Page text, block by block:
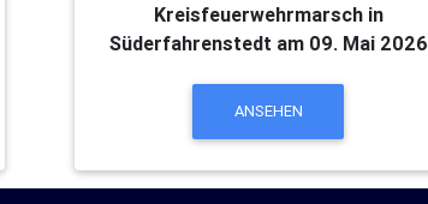
Kreisfeuerwehrmarsch in
Süderfahrenstedt am 09. Mai 2026
ANSEHEN